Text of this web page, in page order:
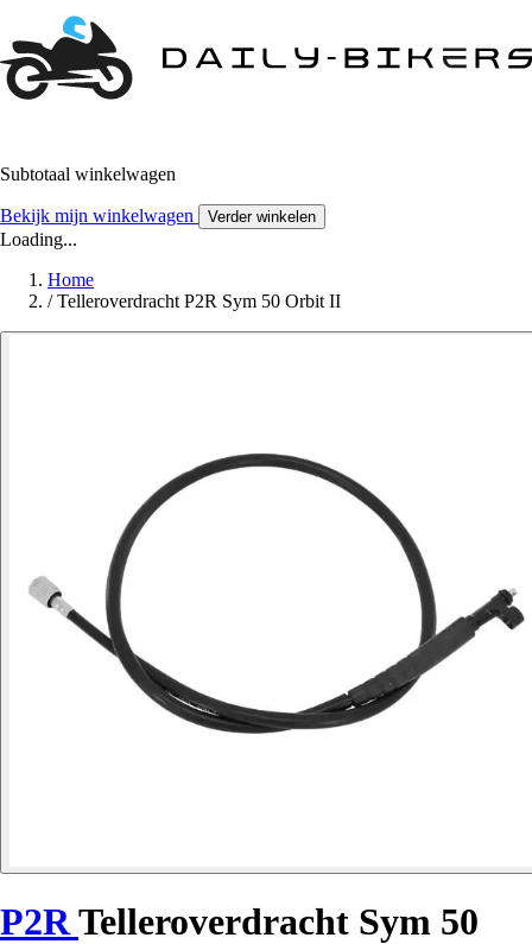
Subtotaal winkelwagen
Bekijk mijn winkelwagen Verder winkelen
Loading...
Home
/ Telleroverdracht P2R Sym 50 Orbit II
P2RTelleroverdracht Sym 50